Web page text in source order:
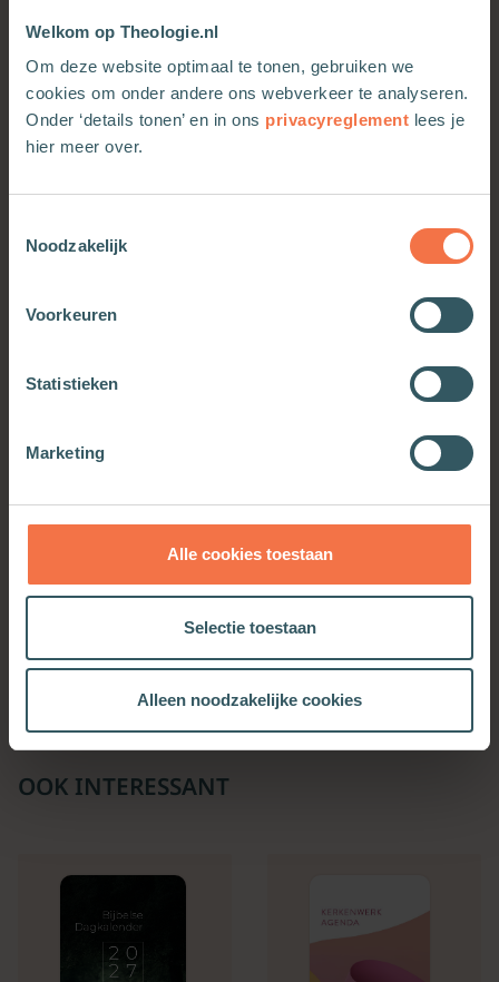
Welkom op Theologie.nl
Om deze website optimaal te tonen, gebruiken we
cookies om onder andere ons webverkeer te analyseren.
Onder ‘details tonen’ en in ons privacyreglement lees je
hier meer over.
Noodzakelijk
Voorkeuren
Statistieken
Marketing
Alle cookies toestaan
Selectie toestaan
Alleen noodzakelijke cookies
Meer informatie
De gewonde God
Meer informatie
De gewonde God
Meer informatie
OOK INTERESSANT